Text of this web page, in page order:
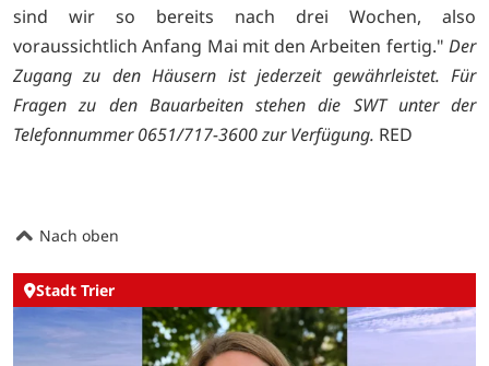
sind wir so bereits nach drei Wochen, also
voraussichtlich Anfang Mai mit den Arbeiten fertig." Der
Zugang zu den Häusern ist jederzeit gewährleistet. Für
Fragen zu den Bauarbeiten stehen die SWT unter der
Telefonnummer 0651/717-3600 zur Verfügung. RED
Nach oben
Stadt Trier